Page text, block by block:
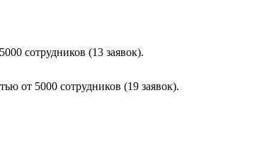
сотрудников (13 заявок).
от 5000 сотрудников (19 заявок).